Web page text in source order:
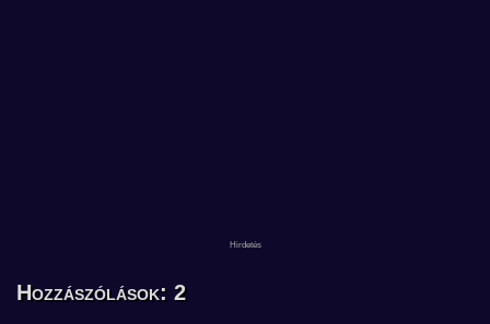
Hozzászólások: 2